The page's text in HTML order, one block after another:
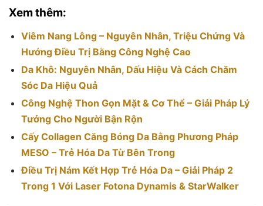
Xem thêm:
Viêm Nang Lông – Nguyên Nhân, Triệu Chứng Và
Hướng Điều Trị Bằng Công Nghệ Cao
Da Khô: Nguyên Nhân, Dấu Hiệu Và Cách Chăm
Sóc Da Hiệu Quả
Công Nghệ Thon Gọn Mặt & Cơ Thể – Giải Pháp Lý
Tưởng Cho Người Bận Rộn
Cấy Collagen Căng Bóng Da Bằng Phương Pháp
MESO – Trẻ Hóa Da Từ Bên Trong
Điều Trị Nám Kết Hợp Trẻ Hóa Da – Giải Pháp 2
Trong 1 Với Laser Fotona Dynamis & StarWalker